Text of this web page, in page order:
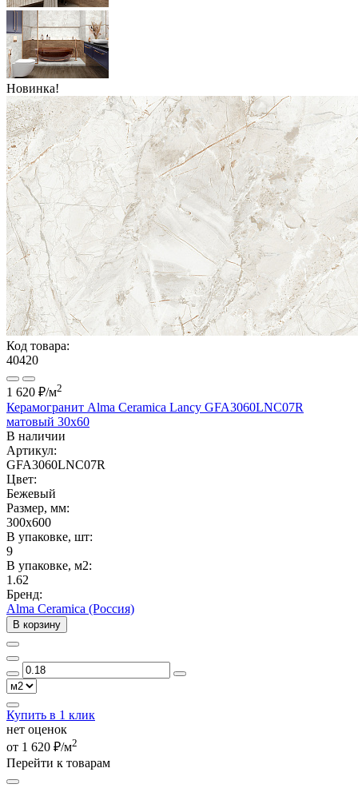
Новинка!
Код товара:
40420
1 620 ₽/м2
Керамогранит Alma Ceramica Lancy GFA3060LNC07R
матовый 30x60
В наличии
Артикул:
GFA3060LNC07R
Цвет:
Бежевый
Размер, мм:
300x600
В упаковке, шт:
9
В упаковке, м2:
1.62
Бренд:
Alma Ceramica (Россия)
В корзину
Купить в 1 клик
нет оценок
от 1 620 ₽/м2
Перейти к товарам